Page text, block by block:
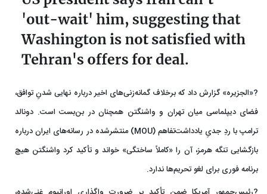
?«الجزیره» گزارش داد که برخلاف گمانه‌زنی‌های اخیر درباره نهایی شدنِ توافق،
فضای دیپلماسی میان تهران و واشنگتن همچنان در بن‌بست است. دونالد
ترامپ با ردِ جدیِ یادداشت‌تفاهم (MOU) منتشرشده در رسانه‌های ایران درباره
بازگشایی تنگه هرمز، آن را «کاملاً ساختگی» خواند و تأکید کرد واشنگتن هیچ
برنامه فوری برای لغو تحریم‌ها ندارد.